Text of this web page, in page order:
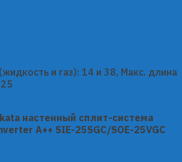
и газ): 14 и 38, Макс. длина
настенный сплит-система
A++ SIE-25SGC/SOE-25VGC